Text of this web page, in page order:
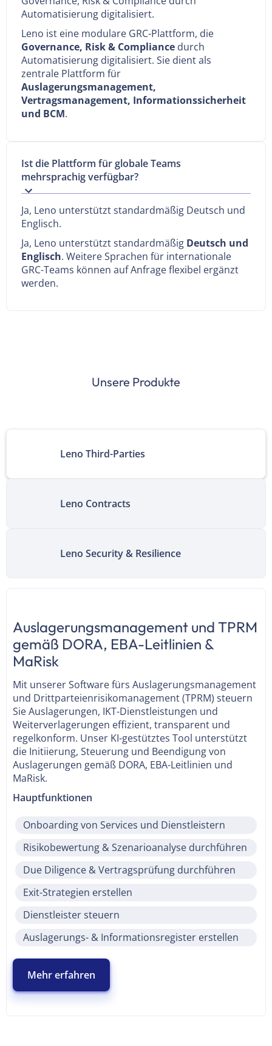
Automatisierung digitalisiert.
Leno ist eine modulare GRC-Plattform, die
Governance, Risk & Compliance durch
Automatisierung digitalisiert. Sie dient als
zentrale Plattform für
Auslagerungsmanagement,
Vertragsmanagement, Informationssicherheit
und BCM.
Ist die Plattform für globale Teams
mehrsprachig verfügbar?
Ja, Leno unterstützt standardmäßig Deutsch und
Englisch.
Ja, Leno unterstützt standardmäßig Deutsch und
Englisch. Weitere Sprachen für internationale
GRC-Teams können auf Anfrage flexibel ergänzt
werden.
Unsere Produkte
Leno Third-Parties
Leno Contracts
Leno Security & Resilience
Auslagerungsmanagement und TPRM
gemäß DORA, EBA-Leitlinien &
MaRisk
Mit unserer Software fürs Auslagerungsmanagement
und Drittparteienrisikomanagement (TPRM) steuern
Sie Auslagerungen, IKT-Dienstleistungen und
Weiterverlagerungen effizient, transparent und
regelkonform. Unser KI-gestütztes Tool unterstützt
die Initiierung, Steuerung und Beendigung von
Auslagerungen gemäß DORA, EBA-Leitlinien und
MaRisk.
Hauptfunktionen
Onboarding von Services und Dienstleistern
Risikobewertung & Szenarioanalyse durchführen
Due Diligence & Vertragsprüfung durchführen
Exit-Strategien erstellen
Dienstleister steuern
Auslagerungs- & Informationsregister erstellen
Mehr erfahren